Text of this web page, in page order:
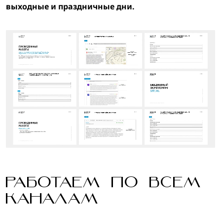
выходные и праздничные дни.
РАБОТАЕМ ПО ВСЕМ
КАНАЛАМ